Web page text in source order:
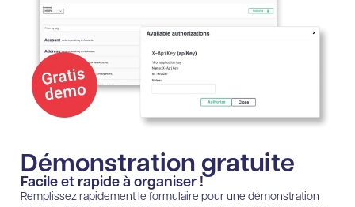
Démonstration gratuite
Facile et rapide à organiser !
Remplissez rapidement le formulaire pour une démonstration